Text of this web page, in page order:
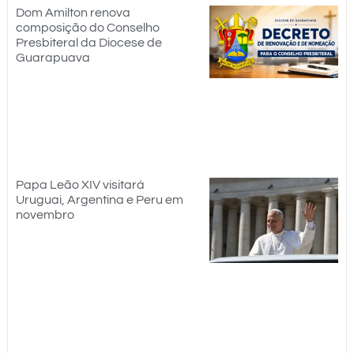
Dom Amilton renova
composição do Conselho
Presbiteral da Diocese de
Guarapuava
Papa Leão XIV visitará
Uruguai, Argentina e Peru em
novembro